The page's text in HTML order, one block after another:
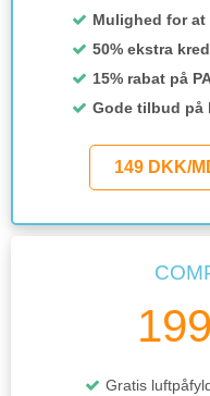
Mulighed for
50% ekstra
15% rabat på
Gode tilbud på
149 DKK/
Gratis